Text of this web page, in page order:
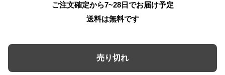
ご注文確定から7~28日でお届け予定
送料は無料です
売り切れ